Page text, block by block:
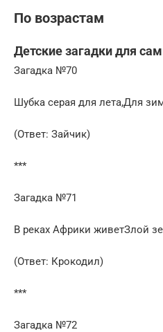
По возрастам
Детские загадки для
Загадка №70
Шубка серая для лета,Для
(Ответ: Зайчик)
***
Загадка №71
В реках Африки живетЗлой
(Ответ: Крокодил)
***
Загадка №72